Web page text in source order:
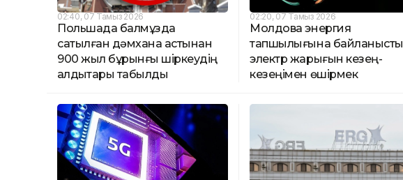
02:40, 07 Тамыз 2026
Польшада балмұздақ
сатылған дәмхана астынан
900 жыл бұрынғы шіркеудің
қалдықтары табылды
02:20, 07 Тамыз 2026
Молдова энергия
тапшылығына байланысты
электр жарығын кезең-
кезеңімен өшірмек